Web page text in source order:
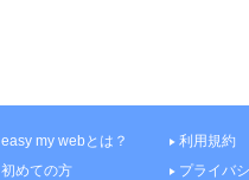
easy my webとは？
初めての方
利用規約
プライバ